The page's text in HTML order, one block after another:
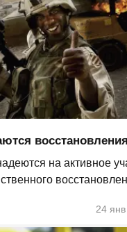
на активное
24